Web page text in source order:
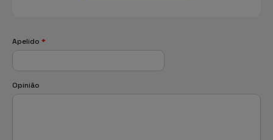
Apelido *
Opinião